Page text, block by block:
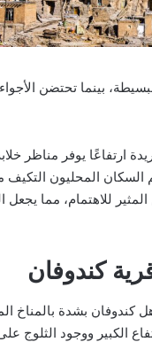
بينما تحتضن
ارتفاعًا يوفر مناظر
السكان المحليون التكيف
للاهتمام، مما يجعل
كندوفان
كندوفان بشدة بالمناخ
الكبير ووجود الثلوج